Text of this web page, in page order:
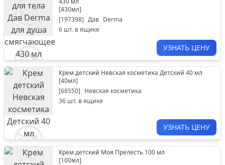
[430мл]
[197398] Дав Derma
6 шт. в ящике
УЗНАТЬ ЦЕНУ
Крем детский Невская косметика Детский 40 мл
[40мл]
[68550] Невская косметика
36 шт. в ящике
УЗНАТЬ ЦЕНУ
Крем детский Моя Прелесть 100 мл
[100мл]